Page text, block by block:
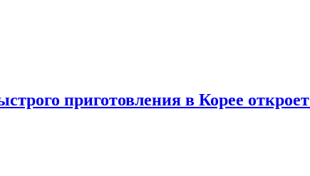
приготовления в Корее